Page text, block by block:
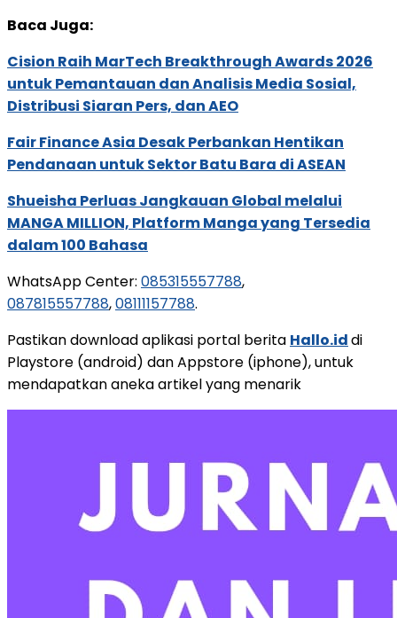
Baca Juga:
Cision Raih MarTech Breakthrough Awards 2026
untuk Pemantauan dan Analisis Media Sosial,
Distribusi Siaran Pers, dan AEO
Fair Finance Asia Desak Perbankan Hentikan
Pendanaan untuk Sektor Batu Bara di ASEAN
Shueisha Perluas Jangkauan Global melalui
MANGA MILLION, Platform Manga yang Tersedia
dalam 100 Bahasa
WhatsApp Center: 085315557788,
087815557788,08111157788.
Pastikan download aplikasi portal berita Hallo.iddi
Playstore (android) dan Appstore (iphone), untuk
mendapatkan aneka artikel yang menarik